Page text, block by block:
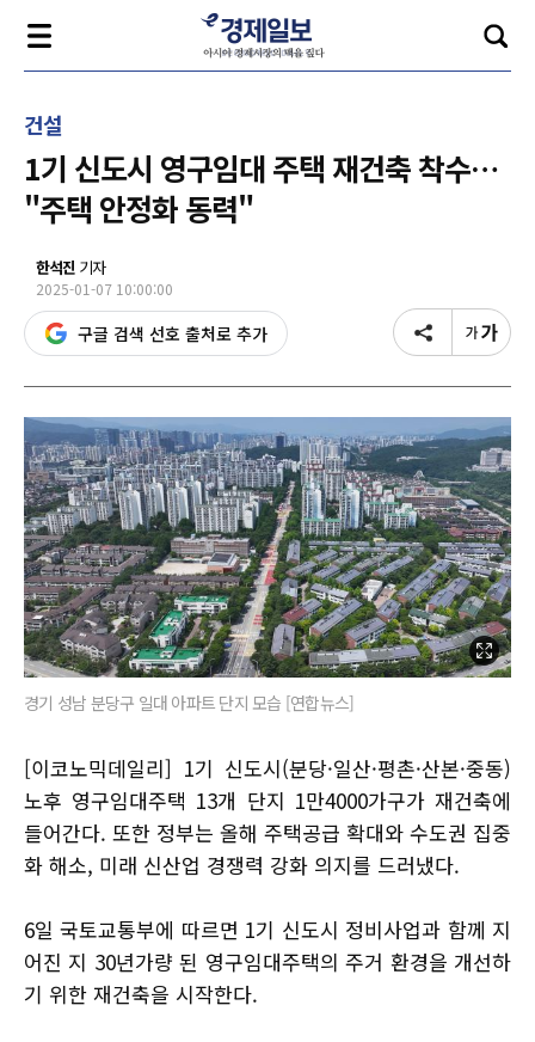
건설
1기 신도시 영구임대 주택 재건축 착수…
"주택 안정화 동력"
한석진 기자
2025-01-07 10:00:00
구글 검색 선호 출처로 추가
경기 성남 분당구 일대 아파트 단지 모습 [연합뉴스]
[이코노믹데일리] 1기 신도시(분당·일산·평촌·산본·중동)
노후 영구임대주택 13개 단지 1만4000가구가 재건축에
들어간다. 또한 정부는 올해 주택공급 확대와 수도권 집중
화 해소, 미래 신산업 경쟁력 강화 의지를 드러냈다.
6일 국토교통부에 따르면 1기 신도시 정비사업과 함께 지
어진 지 30년가량 된 영구임대주택의 주거 환경을 개선하
기 위한 재건축을 시작한다.